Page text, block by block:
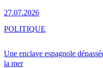
27.07.2026
Une enclave espagnole
la mer
POLITIQUE